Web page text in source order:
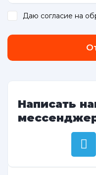
Даю согласие на
Написать